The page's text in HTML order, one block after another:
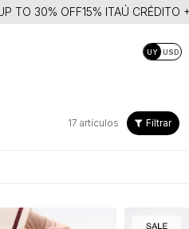
OFF15% ITAÚ CRÉDITO + MILLAS
UY USD
17 artículos